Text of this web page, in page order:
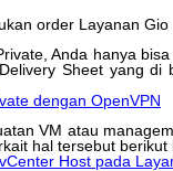
order Layanan Gio
Anda hanya bisa
Delivery Sheet yang di
dengan OpenVPN
VM atau
hal tersebut berikut
vCenter Host pada